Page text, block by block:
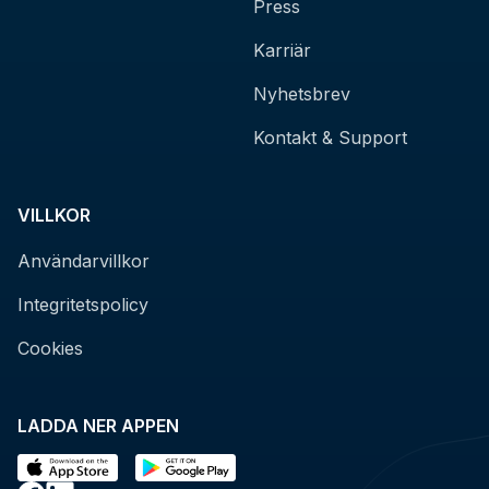
LADDA NER APPEN
Press
Karriär
Nyhetsbrev
Kontakt & Support
VILLKOR
Användarvillkor
Integritetspolicy
Cookies